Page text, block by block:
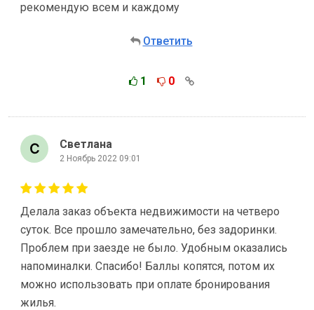
рекомендую всем и каждому
Ответить
1 0
Светлана
2 Ноябрь 2022 09:01
Делала заказ объекта недвижимости на четверо
суток. Все прошло замечательно, без задоринки.
Проблем при заезде не было. Удобным оказались
напоминалки. Спасибо! Баллы копятся, потом их
можно использовать при оплате бронирования
жилья.